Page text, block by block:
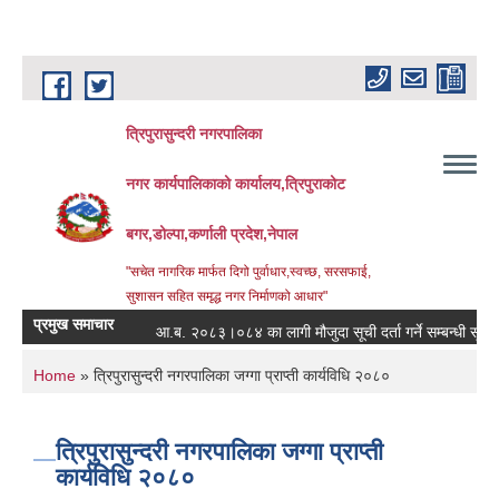
Skip to main content
त्रिपुरासुन्दरी नगरपालिका
नगर कार्यपालिकाको कार्यालय,त्रिपुराकोट
बगर,डोल्पा,कर्णाली प्रदेश,नेपाल
"सचेत नागरिक मार्फत दिगो पुर्वाधार,स्वच्छ, सरसफाई,
सुशासन सहित समृद्ध नगर निर्माणको आधार"
प्रमुख समाचार आ.ब. २०८३।०८४ का लागी मौजुदा सूची दर्ता गर्ने सम्बन्धी सूचना ।
You are here
Home » त्रिपुरासुन्दरी नगरपालिका जग्गा प्राप्ती कार्यविधि २०८०
त्रिपुरासुन्दरी नगरपालिका जग्गा प्राप्ती
कार्यविधि २०८०